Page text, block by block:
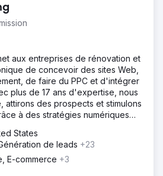
et à nos normes élevées, ils
critique, sachant qu'il
globale, un engagement continu
plan complet intégrant tous les
étude de marché, positionnement
créative, campagnes ciblées et
Notre engagement de bout
et une gestion
de Build. Lancement.
de l’agilité, l’essence même du
aux entreprises de rénovation et
de concevoir des sites Web,
de faire du PPC et d'intégrer
plus de 17 ans d'expertise, nous
attirons des prospects et stimulons
à des stratégies numériques
States
de leads +23
E-commerce +3